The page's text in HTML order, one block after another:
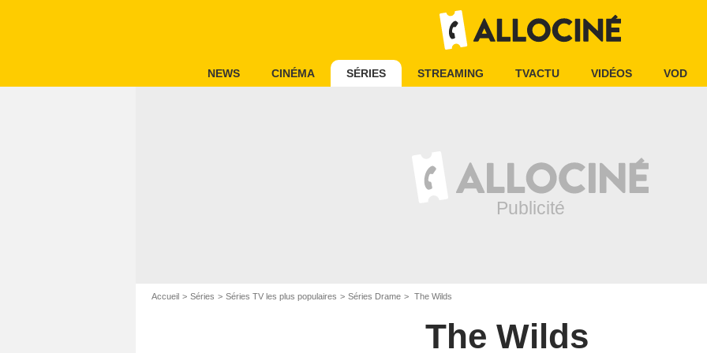
NEWS CINÉMA SÉRIES STREAMING TVACTU VIDÉOS VOD
Accueil Séries Séries TV les plus populaires Séries Drame The Wilds
The Wilds